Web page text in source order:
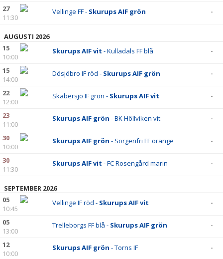
27
11:30
Vellinge FF - Skurups AIF grön -
AUGUSTI 2026
15
10:00
Skurups AIF vit - Kulladals FF blå -
15
14:00
Dösjöbro IF röd - Skurups AIF grön -
22
12:00
Skabersjö IF grön - Skurups AIF vit -
23
11:00
Skurups AIF grön - BK Höllviken vit -
30
10:00
Skurups AIF grön - Sorgenfri FF orange -
30
11:30
Skurups AIF vit - FC Rosengård marin -
SEPTEMBER 2026
05
10:45
Vellinge IF röd - Skurups AIF vit -
05
13:00
Trelleborgs FF blå - Skurups AIF grön -
12
10:00
Skurups AIF grön - Torns IF -